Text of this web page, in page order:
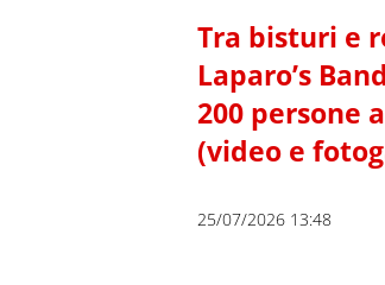
Tra bisturi e
Laparo’s
200 persone
(video e
25/07/2026 13:48